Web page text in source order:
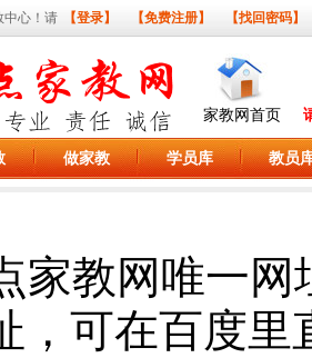
中心！请 【登录】 【免费注册】 【找回密码】
家教网首页
做家教 学员库 教员
家教网唯一网
，可在百度里